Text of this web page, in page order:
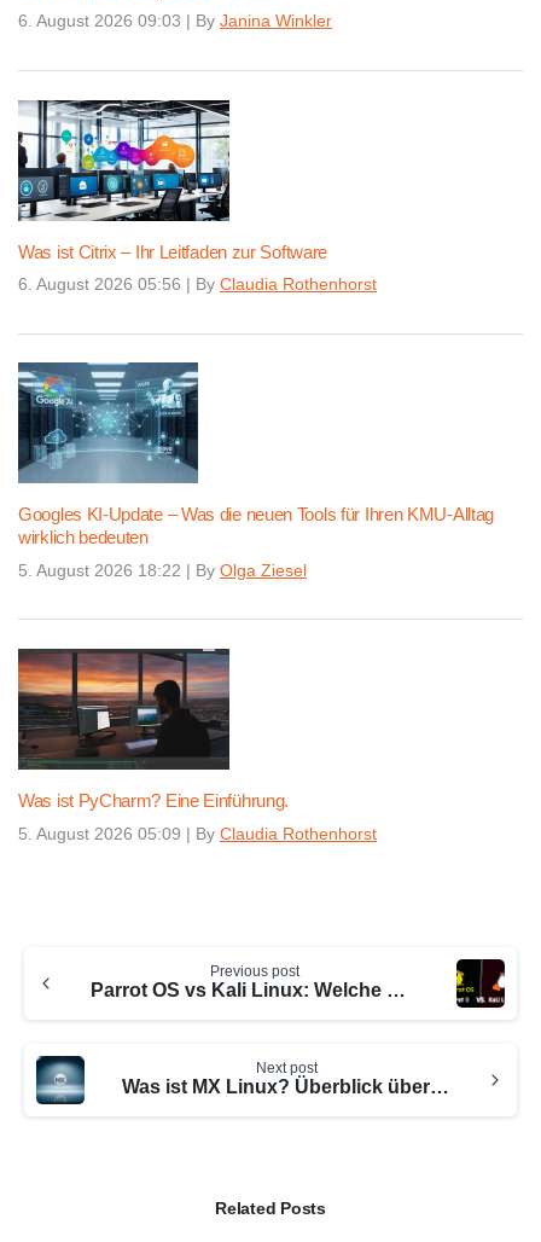
6. August 2026 09:03 | By Janina Winkler
Was ist Citrix – Ihr Leitfaden zur Software
6. August 2026 05:56 | By Claudia Rothenhorst
Googles KI-Update – Was die neuen Tools für Ihren KMU-Alltag
wirklich bedeuten
5. August 2026 18:22 | By Olga Ziesel
Was ist PyCharm? Eine Einführung.
5. August 2026 05:09 | By Claudia Rothenhorst
Reading
Previous post
Parrot OS vs Kali Linux: Welche Sicherheitslösung ist besser?
Next post
Was ist MX Linux? Überblick über die Linux-Distribution
Related Posts